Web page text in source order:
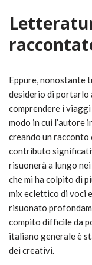
Eppure, nonostante
desiderio di portarlo
comprendere i viaggi
modo in cui l’autore
creando un racconto
contributo
risuonerà a lungo
che mi ha colpito di
mix eclettico di voci
risuonato
compito difficile da
italiano generale è
dei creativi.